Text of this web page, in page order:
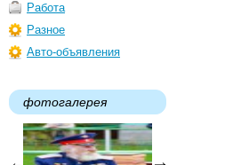
Работа
Разное
Авто-объявления
фотогалерея